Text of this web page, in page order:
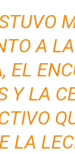
A
EL
Y LA
LA